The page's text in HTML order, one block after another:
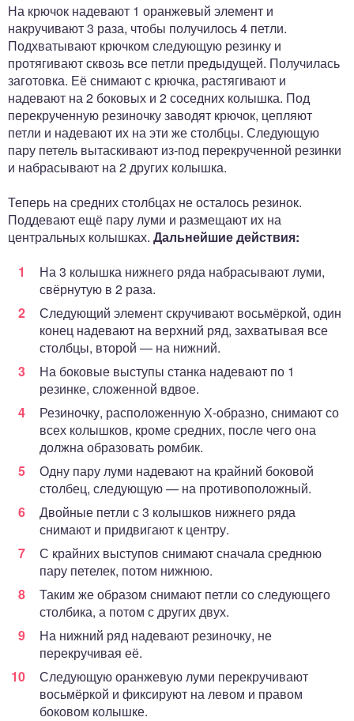
На крючок надевают 1 оранжевый элемент и
накручивают 3 раза, чтобы получилось 4 петли.
Подхватывают крючком следующую резинку и
протягивают сквозь все петли предыдущей. Получилась
заготовка. Её снимают с крючка, растягивают и
надевают на 2 боковых и 2 соседних колышка. Под
перекрученную резиночку заводят крючок, цепляют
петли и надевают их на эти же столбцы. Следующую
пару петель вытаскивают из-под перекрученной резинки
и набрасывают на 2 других колышка.
Теперь на средних столбцах не осталось резинок.
Поддевают ещё пару луми и размещают их на
центральных колышках. Дальнейшие действия:
На 3 колышка нижнего ряда набрасывают луми,
свёрнутую в 2 раза.
Следующий элемент скручивают восьмёркой, один
конец надевают на верхний ряд, захватывая все
столбцы, второй — на нижний.
На боковые выступы станка надевают по 1
резинке, сложенной вдвое.
Резиночку, расположенную Х-образно, снимают со
всех колышков, кроме средних, после чего она
должна образовать ромбик.
Одну пару луми надевают на крайний боковой
столбец, следующую — на противоположный.
Двойные петли с 3 колышков нижнего ряда
снимают и придвигают к центру.
С крайних выступов снимают сначала среднюю
пару петелек, потом нижнюю.
Таким же образом снимают петли со следующего
столбика, а потом с других двух.
На нижний ряд надевают резиночку, не
перекручивая её.
Следующую оранжевую луми перекручивают
восьмёркой и фиксируют на левом и правом
боковом колышке.